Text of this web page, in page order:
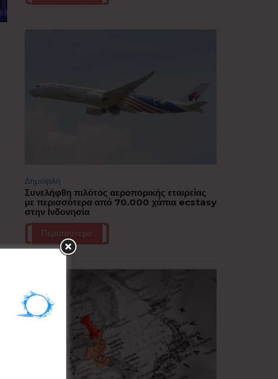
Δημοφιλή
Συνελήφθη πιλότος αεροπορικής εταιρείας
με περισσότερα από 70.000 χάπια ecstasy
στην Ινδονησία
Περισσότερα